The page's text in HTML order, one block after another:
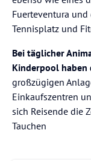
Fuerteventura
Tennisplatz und
Bei täglicher
Kinderpool haben
großzügigen
Einkaufszentren
sich Reisende die
Tauchen